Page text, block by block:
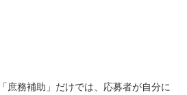
庶務補助」だけでは、応募者が自分に